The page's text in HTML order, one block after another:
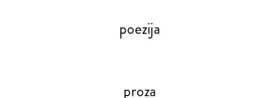
poezija
proza